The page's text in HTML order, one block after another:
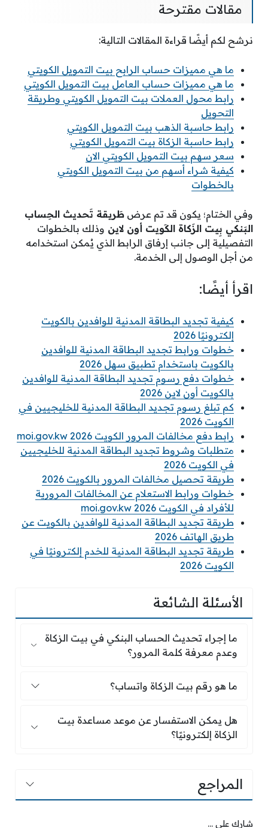
مقالات مقترحة
نرشح لكم أيضًا قراءة المقالات التالية:
ما هي مميزات حساب الرابح بيت التمويل الكويتي
ما هي مميزات حساب العامل بيت التمويل الكويتي
رابط محول العملات بيت التمويل الكويتي وطريقة
التحويل
رابط حاسبة الذهب بيت التمويل الكويتي
رابط حاسبة الزكاة بيت التمويل الكويتي
سعر سهم بيت التمويل الكويتي الان
كيفية شراء أسهم من بيت التمويل الكويتي
بالخطوات
وفي الختام؛ يكون قد تم عرض طَريقة تَحديث الحِساب
البَنكي بِيت الزَكاة الكَويت أون لاين وذلك بالخطوات
التفصيلية إلى جانب إرفاق الرابط الذي يُمكن استخدامه
من أجل الوصول إلى الخدمة.
اقرأ أيضًا:
كيفية تجديد البطاقة المدنية للوافدين بالكويت
إلكترونيًا 2026
خطوات ورابط تجديد البطاقة المدنية للوافدين
بالكويت باستخدام تطبيق سهل 2026
خطوات دفع رسوم تجديد البطاقة المدنية للوافدين
بالكويت أون لاين 2026
كم تبلغ رسوم تجديد البطاقة المدنية للخليجيين في
الكويت 2026
رابط دفع مخالفات المرور الكويت 2026 moi.gov.kw
متطلبات وشروط تجديد البطاقة المدنية للخليجيين
في الكويت 2026
طريقة تحصيل مخالفات المرور بالكويت 2026
خطوات ورابط الاستعلام عن المخالفات المرورية
للأفراد في الكويت 2026 moi.gov.kw
طريقة تجديد البطاقة المدنية للوافدين بالكويت عن
طريق الهاتف 2026
طريقة تجديد البطاقة المدنية للخدم إلكترونيًا في
الكويت 2026
الأسئلة الشائعة
ما إجراء تحديث الحساب البنكي في بيت الزكاة
ما إجراء تحديث الحساب البنكي في بيت الزكاة
وعدم معرفة كلمة المرور؟
ما هو رقم بيت الزكاة واتساب؟
ما هو رقم بيت الزكاة واتساب؟
هل يمكن الاستفسار عن موعد مساعدة بيت الزكاة
هل يمكن الاستفسار عن موعد مساعدة بيت
الزكاة إلكترونيًا؟
المراجع
شارك على ...